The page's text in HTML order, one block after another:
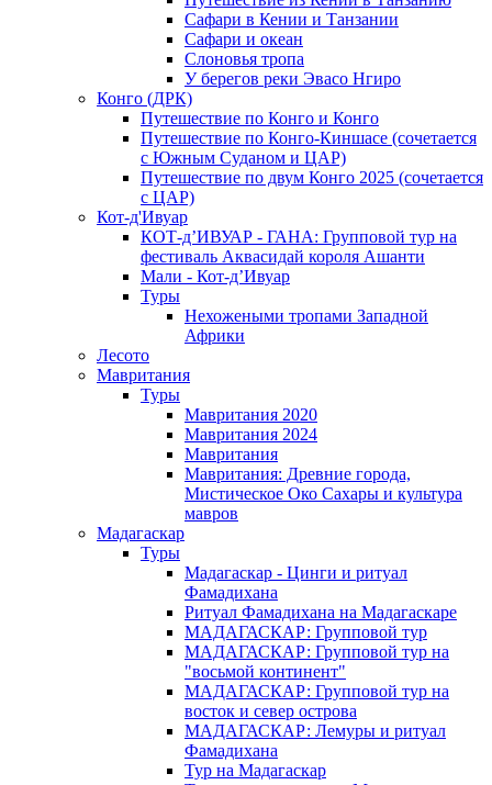
Сафари в Кении и Танзании
Сафари и океан
Слоновья тропа
У берегов реки Эвасо Нгиро
Конго (ДРК)
Путешествие по Конго и Конго
Путешествие по Конго-Киншасе (сочетается
с Южным Суданом и ЦАР)
Путешествие по двум Конго 2025 (сочетается
с ЦАР)
Кот-д'Ивуар
КОТ-д’ИВУАР - ГАНА: Групповой тур на
фестиваль Аквасидай короля Ашанти
Мали - Кот-д’Ивуар
Туры
Нехожеными тропами Западной
Африки
Лесото
Мавритания
Туры
Мавритания 2020
Мавритания 2024
Мавритания
Мавритания: Древние города,
Мистическое Око Сахары и культура
мавров
Мадагаскар
Туры
Мадагаскар - Цинги и ритуал
Фамадихана
Ритуал Фамадихана на Мадагаскаре
МАДАГАСКАР: Групповой тур
МАДАГАСКАР: Групповой тур на
"восьмой континент"
МАДАГАСКАР: Групповой тур на
восток и север острова
МАДАГАСКАР: Лемуры и ритуал
Фамадихана
Тур на Мадагаскар